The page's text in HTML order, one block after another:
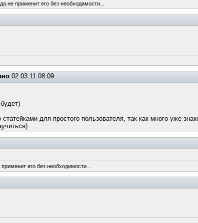
не применит его без необходимости...
02.03.11 08:09
для простого пользователя, так как много уже
его без необходимости...